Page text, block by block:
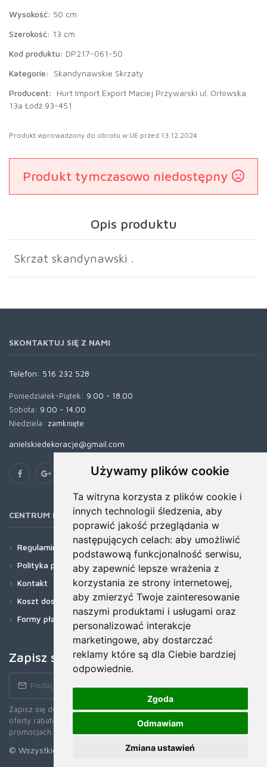
Używamy plików cookie
Ta witryna korzysta z plików cookie i
innych technologii śledzenia, aby
poprawić jakość przeglądania w
następujących celach: aby umożliwić
podstawową funkcjonalność serwisu,
aby zapewnić lepsze wrażenia z
korzystania ze strony internetowej,
aby zmierzyć Twoje zainteresowanie
naszymi produktami i usługami oraz
personalizować interakcje
marketingowe, aby dostarczać
reklamy które są dla Ciebie bardziej
odpowiednie.
Zgoda
Odmawiam
Zmiana ustawień
Wysokość: 50 cm
Szerokość: 13 cm
Kod produktu: DP217-061-50
Kategorie:
Skandynawskie Skrzaty
Producent:
Hurt Import Export Maciej Przywarski ul. Orłowska
13a Łódź 93-451
Produkt wprowadzony do obrotu w UE przed 13.12.2024
Produkt tymczasowo niedostępny
Opis produktu
Skrzat skandynawski .
SKONTAKTUJ SIĘ Z NAMI
Telefon: 516 232 528
Poniedziałek-Piątek: 9.00 - 18.00
Sobota: 9.00 - 14.00
Niedziela: zamknięte
anielskiedekoracje@gmail.com
CENTRUM POMOCY
Regulamin
Polityka prywatności
Kontakt
Koszt dostawy
Formy płatności
Zapisz się do newslettera!
Zapisz się do naszego Newslettera, aby otrzymywać wczesne
oferty rabatowe, najnowsze wiadomości, informacje o sprzedaży i
promocjach.
© Wszystkie prawa zastrzerzone. 2026